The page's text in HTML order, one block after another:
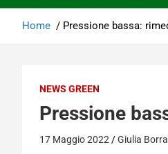
Home Pressione bassa:
NEWS GREEN
Pressione
17 Maggio 2022 Giulia